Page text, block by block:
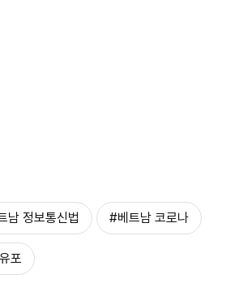
남 정보통신법 #베트남 코로나
포